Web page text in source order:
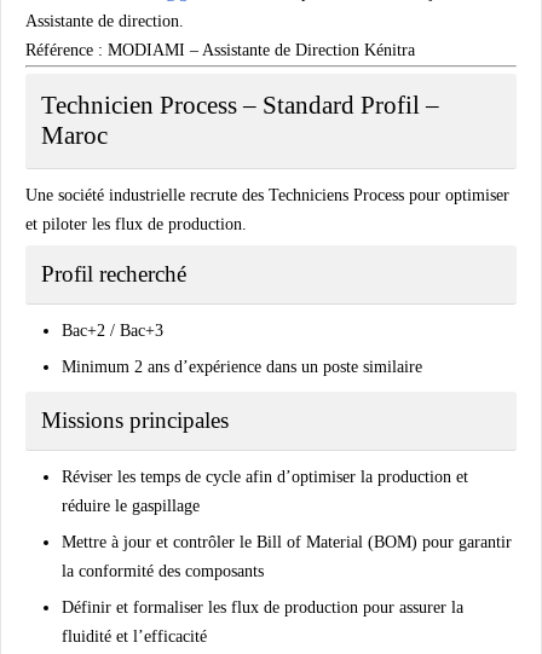
Assistante de direction
Référence : MODIAMI – Assistante de Direction Kénitra
Technicien Process – Standard Profil –
Maroc
Une société industrielle recrute des Techniciens Process pour optimiser
et piloter les flux de production.
Profil recherché
Bac+2 / Bac+3
Minimum 2 ans d’expérience dans un poste similaire
Missions principales
Réviser les temps de cycle afin d’optimiser la production et
réduire le gaspillage
Mettre à jour et contrôler le Bill of Material (BOM) pour garantir
la conformité des composants
Définir et formaliser les flux de production pour assurer la
fluidité et l’efficacité